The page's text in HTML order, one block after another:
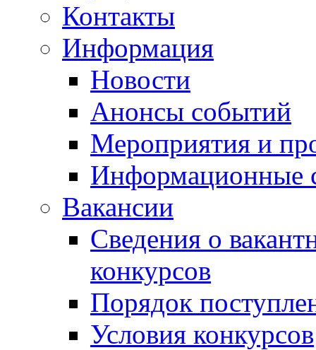
Контакты
Информация
Новости
Анонсы событий
Мероприятия и
Информационные
Вакансии
Сведения о
конкурсов
Порядок
Условия конкурсов